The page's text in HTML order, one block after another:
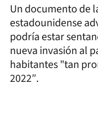
Un documento de
estadounidense
podría estar
nueva invasión al
habitantes "tan
2022″.